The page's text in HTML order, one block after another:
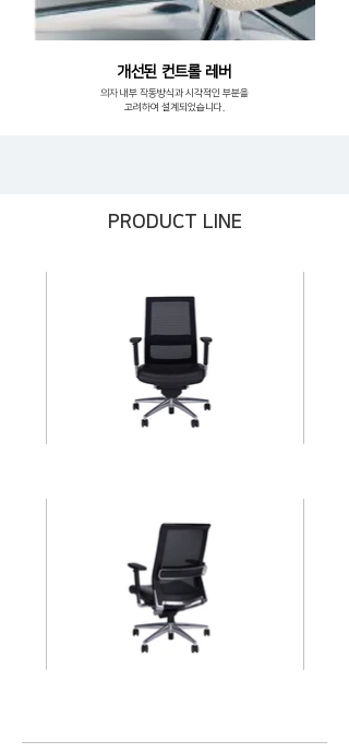
개선된 컨트롤 레버
의자 내부 작동방식과 시각적인 부분을
고려하여 설계되었습니다.
PRODUCT LINE